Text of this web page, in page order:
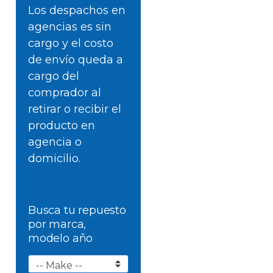
Los despachos en
agencias es sin
cargo y el costo
de envío queda a
cargo del
comprador al
retirar o recibir el
producto en
agencia o
domicilio.
Busca tu repuesto
por marca,
modelo año